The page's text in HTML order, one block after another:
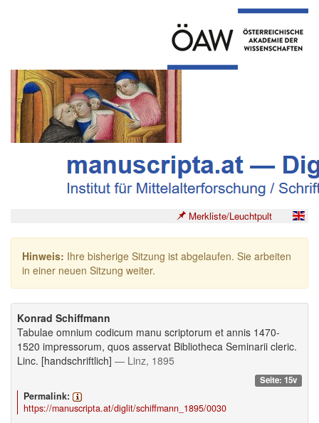
Merkliste/Leuchtpult
Hinweis: Ihre bisherige Sitzung ist abgelaufen. Sie arbeiten
in einer neuen Sitzung weiter.
Konrad Schiffmann
Tabulae omnium codicum manu scriptorum et annis 1470-
1520 impressorum, quos asservat Bibliotheca Seminarii cleric.
Linc. [handschriftlich] — Linz, 1895
Seite: 15v
Permalink:
https://manuscripta.at/diglit/schiffmann_1895/0030